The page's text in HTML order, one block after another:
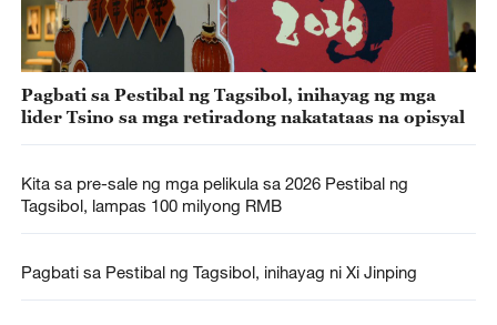
Pagbati sa Pestibal ng Tagsibol, inihayag ng mga
lider Tsino sa mga retiradong nakatataas na opisyal
Kita sa pre-sale ng mga pelikula sa 2026 Pestibal ng
Tagsibol, lampas 100 milyong RMB
Pagbati sa Pestibal ng Tagsibol, inihayag ni Xi Jinping